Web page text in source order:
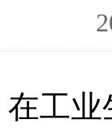
在工业